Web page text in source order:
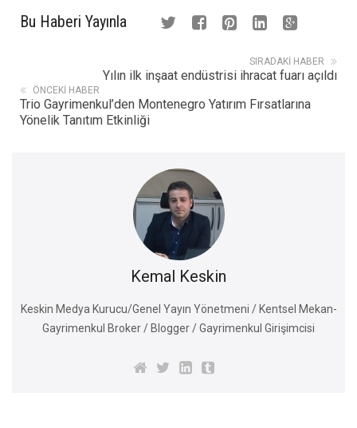
Bu Haberi Yayınla
SIRADAKI HABER
Yılın ilk inşaat endüstrisi ihracat fuarı açıldı
ÖNCEKI HABER
Trio Gayrimenkul’den Montenegro Yatırım Fırsatlarına
Yönelik Tanıtım Etkinliği
Kemal Keskin
Keskin Medya Kurucu/Genel Yayın Yönetmeni / Kentsel Mekan-
Gayrimenkul Broker / Blogger / Gayrimenkul Girişimcisi